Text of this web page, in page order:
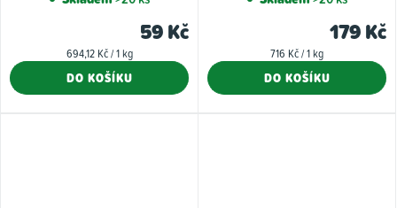
je
5,0
5
59 Kč
Měrná
694,12 Kč / 1 kg
DO KOŠÍKU
179 Kč
Měrná
716 Kč / 1 kg
DO KOŠÍKU